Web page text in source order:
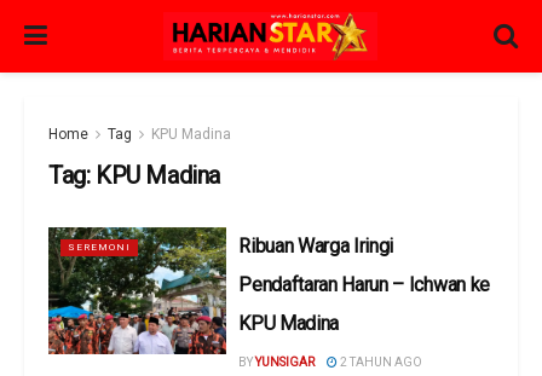
Home Tag KPU Madina
Tag: KPU Madina
SEREMONI
Ribuan Warga Iringi
Pendaftaran Harun – Ichwan ke
KPU Madina
BYYUNSIGAR 2 TAHUN AGO